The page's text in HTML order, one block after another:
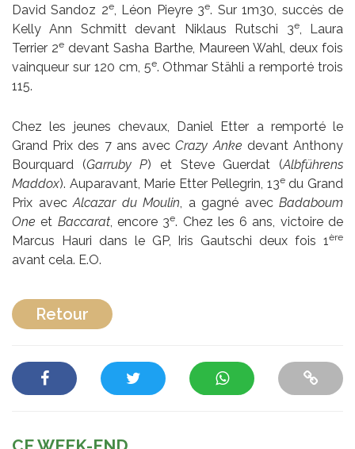
David Sandoz 2e, Léon Pieyre 3e. Sur 1m30, succès de
Kelly Ann Schmitt devant Niklaus Rutschi 3e, Laura
Terrier 2e devant Sasha Barthe, Maureen Wahl, deux fois
vainqueur sur 120 cm, 5e. Othmar Stähli a remporté trois
115.
Chez les jeunes chevaux, Daniel Etter a remporté le
Grand Prix des 7 ans avecCrazy Anke devant Anthony
Bourquard (Garruby P) et Steve Guerdat (Albführens
Maddox). Auparavant, Marie Etter Pellegrin, 13edu Grand
Prix avecAlcazar du Moulin, a gagné avec Badaboum
One et Baccarat, encore 3e. Chez les 6 ans, victoire de
Marcus Hauri dans le GP, Iris Gautschi deux fois 1ère
avant cela. E.O.
Retour